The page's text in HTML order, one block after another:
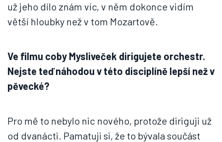
už jeho dílo znám víc, v něm dokonce vidím
větší hloubky než v tom Mozartově.
Ve filmu coby Mysliveček dirigujete orchestr.
Nejste teď náhodou v této disciplíně lepší než v
pěvecké?
Pro mě to nebylo nic nového, protože diriguji už
od dvanácti. Pamatuji si, že to bývala součást